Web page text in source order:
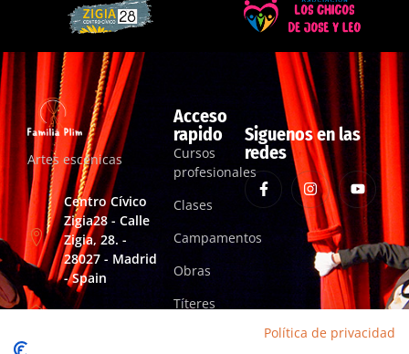
Artes escénicas
Centro Cívico
Zigia28 - Calle
Zigia, 28. -
28027 - Madrid
- Spain
familiaplimartesescenicas@gmail.com
Acceso
rapido
Cursos
profesionales
Clases
Campamentos
Obras
Títeres
Siguenos en las
redes
Política de privacidad